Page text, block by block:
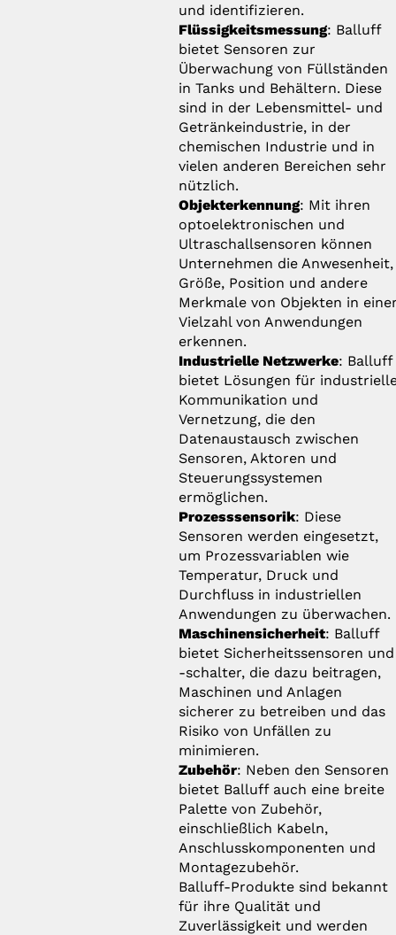
und identifizieren.
Flüssigkeitsmessung: Balluff
bietet Sensoren zur
Überwachung von Füllständen
in Tanks und Behältern. Diese
sind in der Lebensmittel- und
Getränkeindustrie, in der
chemischen Industrie und in
vielen anderen Bereichen sehr
nützlich.
Objekterkennung: Mit ihren
optoelektronischen und
Ultraschallsensoren können
Unternehmen die Anwesenheit,
Größe, Position und andere
Merkmale von Objekten in
Vielzahl von Anwendungen
erkennen.
Industrielle Netzwerke: Balluff
bietet Lösungen für
Kommunikation und
Vernetzung, die den
Datenaustausch zwischen
Sensoren, Aktoren und
Steuerungssystemen
ermöglichen.
Prozesssensorik: Diese
Sensoren werden eingesetzt,
um Prozessvariablen wie
Temperatur, Druck und
Durchfluss in industriellen
Anwendungen zu überwachen.
Maschinensicherheit: Balluff
bietet Sicherheitssensoren und
-schalter, die dazu beitragen,
Maschinen und Anlagen
sicherer zu betreiben und das
Risiko von Unfällen zu
minimieren.
Zubehör: Neben den Sensoren
bietet Balluff auch eine breite
Palette von Zubehör,
einschließlich Kabeln,
Anschlusskomponenten und
Montagezubehör.
Balluff-Produkte sind bekannt
für ihre Qualität und
Zuverlässigkeit und werden